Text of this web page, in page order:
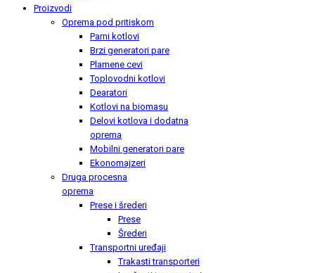
Proizvodi
Oprema pod pritiskom
Parni kotlovi
Brzi generatori pare
Plamene cevi
Toplovodni kotlovi
Dearatori
Kotlovi na biomasu
Delovi kotlova i dodatna
oprema
Mobilni generatori pare
Ekonomajzeri
Druga procesna
oprema
Prese i šrederi
Prese
Šrederi
Transportni uređaji
Trakasti transporteri